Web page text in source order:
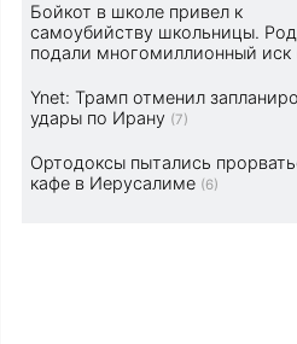
Бойкот в школе привел к
самоубийству школьницы.
подали многомиллионный иск
Ynet: Трамп отменил
удары по Ирану (7)
Ортодоксы пытались
кафе в Иерусалиме (6)